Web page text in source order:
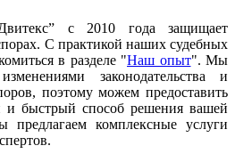
с 2010 года защищает
С практикой наших судебных
в разделе "Наш опыт". Мы
законодательства и
поэтому можем предоставить
быстрый способ решения вашей
комплексные услуги